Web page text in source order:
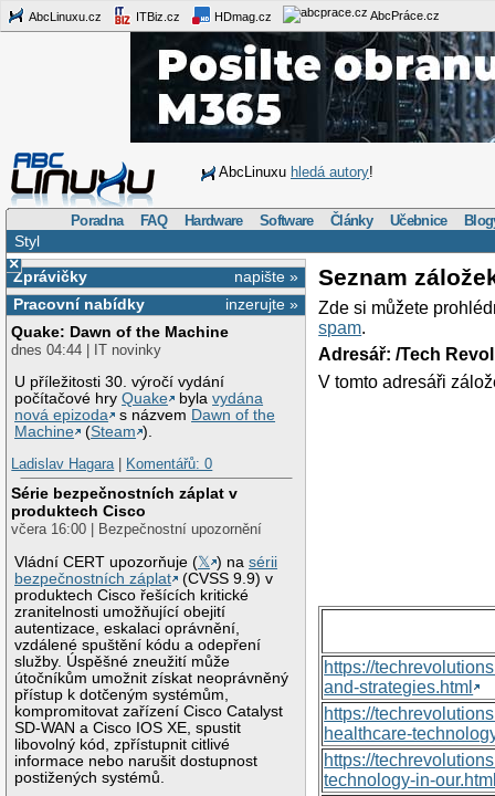
AbcLinuxu.cz ITBiz.cz HDmag.cz AbcPráce.cz
AbcLinuxu hledá autory!
Poradna FAQ Hardware Software Články Učebnice
Styl
×
napište »
Zprávičky
inzerujte »
Pracovní nabídky
Quake: Dawn of the Machine
dnes 04:44 | IT novinky
U příležitosti 30. výročí vydání
počítačové hryQuake bylavydána
nová epizoda
s názvem Dawn of the
Machine
(Steam ).
Ladislav Hagara| Komentářů: 0
Série bezpečnostních záplat v
produktech Cisco
včera 16:00 | Bezpečnostní upozornění
Vládní CERT upozorňuje (𝕏 ) nasérii
bezpečnostních záplat
(CVSS 9.9) v
produktech Cisco řešících kritické
zranitelnosti umožňující obejití
autentizace, eskalaci oprávnění,
vzdálené spuštění kódu a odepření
služby. Úspěšné zneužití může
útočníkům umožnit získat neoprávněný
přístup k dotčeným systémům,
kompromitovat zařízení Cisco Catalyst
SD-WAN a Cisco IOS XE, spustit
libovolný kód, zpřístupnit citlivé
informace nebo narušit dostupnost
postižených systémů.
Seznam
Zde si můžete
spam.
Adresář: /Tech
V tomto adresáři
https://
and-strategies.html
https://
healthcare-
https://
technology-in-